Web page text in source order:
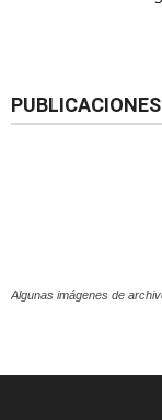
Algunas imágenes de